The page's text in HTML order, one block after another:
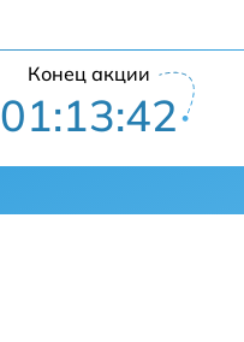
Конец акции
01:13:42